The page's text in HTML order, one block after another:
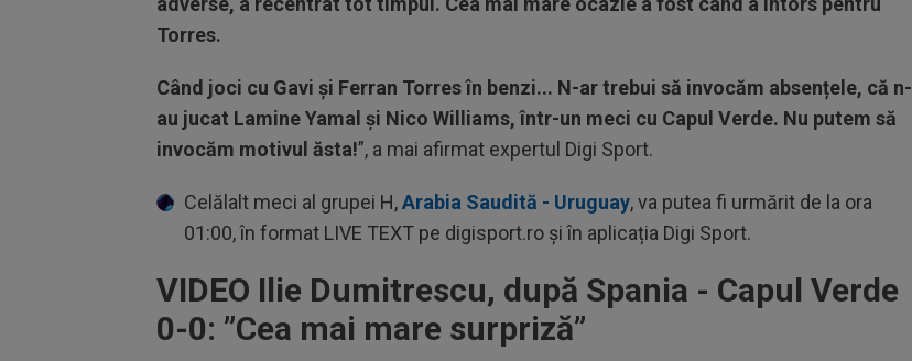
Torres.
Când joci cu Gavi și Ferran Torres în benzi... N-ar trebui să invocăm absențele, că n-
au jucat Lamine Yamal și Nico Williams, într-un meci cu Capul Verde. Nu putem să
invocăm motivul ăsta!”, a mai afirmat expertul Digi Sport.
Celălalt meci al grupei H,Arabia Saudită - Uruguay, va putea fi urmărit de la ora
01:00, în format LIVE TEXT pe digisport.ro și în aplicația Digi Sport.
VIDEO Ilie Dumitrescu, după Spania - Capul Verde
0-0: ”Cea mai mare surpriză”